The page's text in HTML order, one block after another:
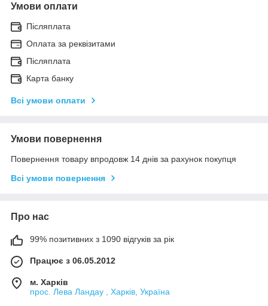
Умови оплати
Післяплата
Оплата за реквізитами
Післяплата
Карта банку
Всі умови оплати
Умови повернення
Повернення товару впродовж 14 днів за рахунок покупця
Всі умови повернення
Про нас
99% позитивних з 1090 відгуків за рік
Працює з 06.05.2012
м. Харків
прос. Лева Ландау , Харків, Україна